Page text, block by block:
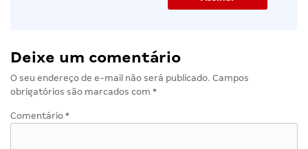
Deixe um comentário
O seu endereço de e-mail não será publicado. Campos
obrigatórios são marcados com *
Comentário *